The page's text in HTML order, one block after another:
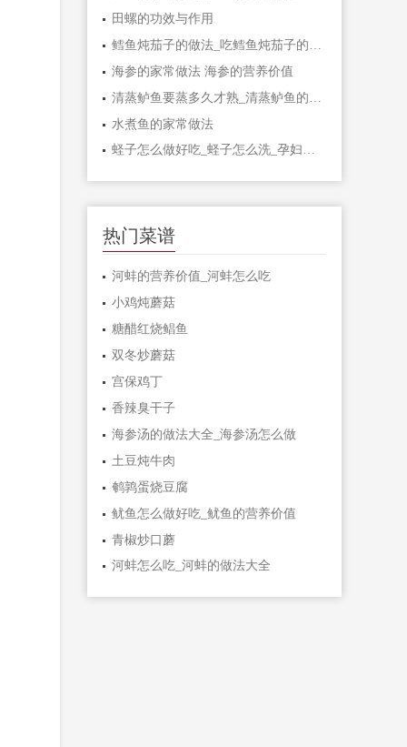
田螺的功效与作用
海参的家常做法 海参的营养价值
水煮鱼的家常做法
蛏子怎么做好吃_蛏子怎么洗_孕妇能吃蛏子吗
热门菜谱
河蚌的营养价值_河蚌怎么吃
小鸡炖蘑菇
糖醋红烧鲳鱼
双冬炒蘑菇
宫保鸡丁
香辣臭干子
海参汤的做法大全_海参汤怎么做
土豆炖牛肉
鹌鹑蛋烧豆腐
鱿鱼怎么做好吃_鱿鱼的营养价值
青椒炒口蘑
河蚌怎么吃_河蚌的做法大全